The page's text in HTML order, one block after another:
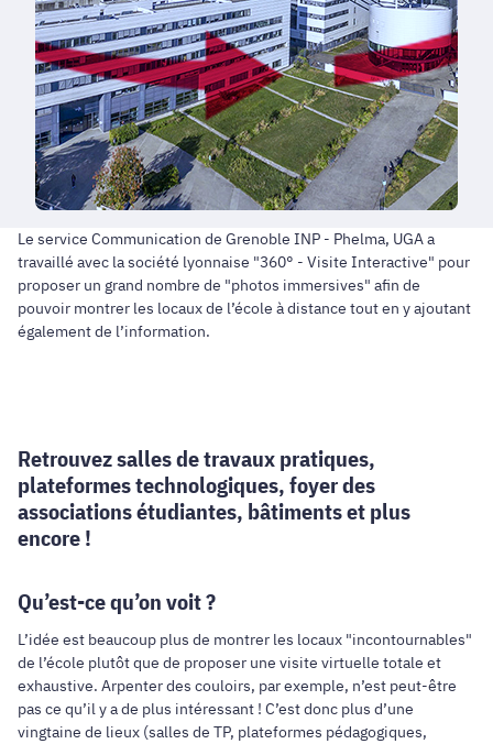
Le service Communication de Grenoble INP - Phelma, UGA a
travaillé avec la société lyonnaise "360° - Visite Interactive" pour
proposer un grand nombre de "photos immersives" afin de
pouvoir montrer les locaux de l’école à distance tout en y ajoutant
également de l’information.
Retrouvez salles de travaux pratiques,
plateformes technologiques, foyer des
associations étudiantes, bâtiments et plus
encore !
Qu’est-ce qu’on voit ?
L’idée est beaucoup plus de montrer les locaux "incontournables"
de l’école plutôt que de proposer une visite virtuelle totale et
exhaustive. Arpenter des couloirs, par exemple, n’est peut-être
pas ce qu’il y a de plus intéressant ! C’est donc plus d’une
vingtaine de lieux (salles de TP, plateformes pédagogiques,